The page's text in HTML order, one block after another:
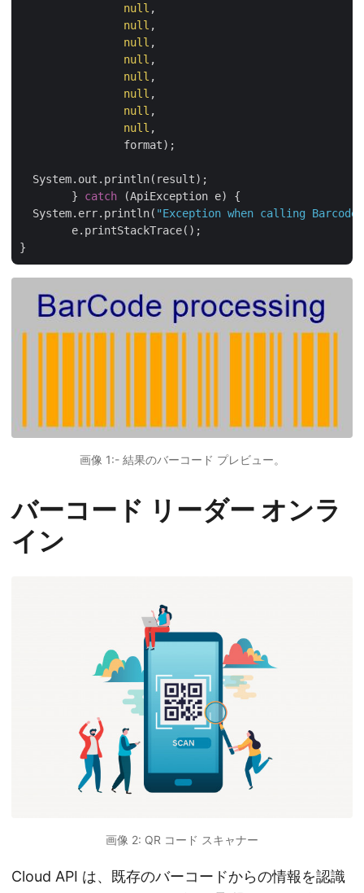
null ,
null ,
null ,
null ,
null ,
null ,
null ,
null ,
  System.out.println(result);
	}
catch (ApiException e) {
  System.err.println(
"Exception when calling
画像 1:- 結果のバーコード プレビュー。
バーコード リーダー オンラ
イン
画像 2: QR コード スキャナー
Cloud API は、既存のバーコードからの情報を認識